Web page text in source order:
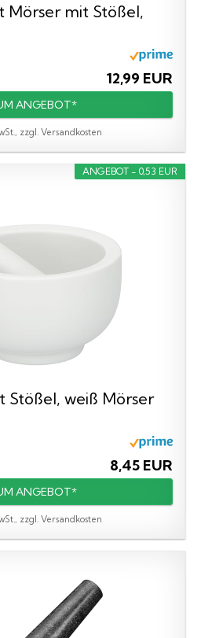
Mörser mit Stößel,
12,99 EUR
ANGEBOT*
zzgl. Versandkosten
ANGEBOT - 0,53 EUR
Stößel, weiß Mörser
8,45 EUR
ANGEBOT*
zzgl. Versandkosten